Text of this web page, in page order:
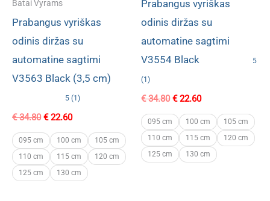
Batai Vyrams
Prabangus vyriškas
odinis diržas su
automatine sagtimi
V3563 Black (3,5 cm)
5 (1)
€34.80 Original
was:
€ 34.80.
€22.60Current
is:
€ 22.60.
095 cm 100 cm
105 cm
110 cm
115 cm
120 cm
125 cm
130 cm
Prabangus vyriškas
odinis diržas su
automatine sagtimi
V3554 Black
5
(1)
€34.80 Original
was:
€ 34.80.
€22.60Current
is:
€ 22.60.
095 cm 100 cm
105 cm
110 cm
115 cm
120 cm
125 cm
130 cm